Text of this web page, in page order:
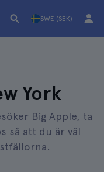
SWE (SEK)
York
Big Apple, ta
så att du är väl